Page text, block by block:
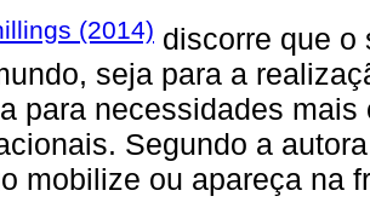
(2014) discorre que o
seja para a
para necessidades
Segundo a
mobilize ou apareça na